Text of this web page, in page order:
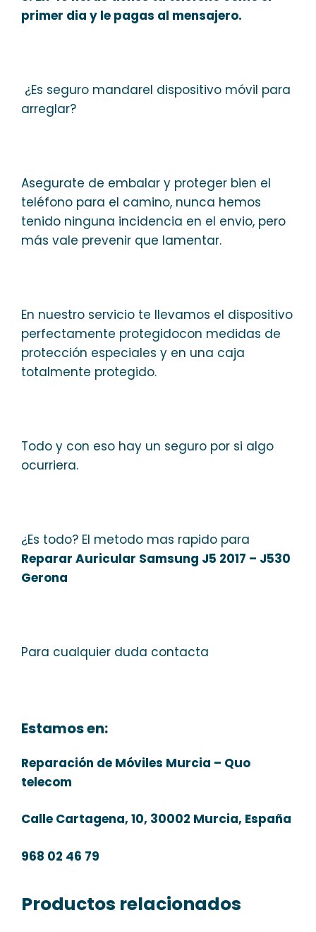
primer dia y le pagas al mensajero.
¿Es seguro mandarel dispositivo móvil para
arreglar?
Asegurate de embalar y proteger bien el
teléfono para el camino, nunca hemos
tenido ninguna incidencia en el envio, pero
más vale prevenir que lamentar.
En nuestro servicio te llevamos el dispositivo
perfectamente protegidocon medidas de
protección especiales y en una caja
totalmente protegido.
Todo y con eso hay un seguro por si algo
ocurriera.
¿Es todo? El metodo mas rapido para
Reparar Auricular Samsung J5 2017 – J530
Gerona
Para cualquier duda contacta
Estamos en:
Reparación de Móviles Murcia – Quo
telecom
Calle Cartagena, 10, 30002 Murcia, España
968 02 46 79
Productos relacionados